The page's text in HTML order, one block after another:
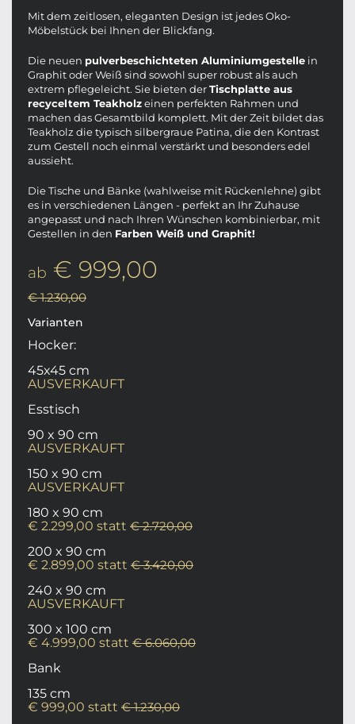
Mit dem zeitlosen, eleganten Design ist jedes Oko-
Möbelstück bei Ihnen der Blickfang.
Die neuen pulverbeschichteten Aluminiumgestelle in
Graphit oder Weiß sind sowohl super robust als auch
extrem pflegeleicht. Sie bieten derTischplatte aus
recyceltem Teakholzeinen perfekten Rahmen und
machen das Gesamtbild komplett. Mit der Zeit bildet das
Teakholz die typisch silbergraue Patina, die den Kontrast
zum Gestell noch einmal verstärkt und besonders edel
aussieht.
Die Tische und Bänke (wahlweise mit Rückenlehne) gibt
es in verschiedenen Längen - perfekt an Ihr Zuhause
angepasst und nach Ihren Wünschen kombinierbar, mit
Gestellen in den Farben Weiß und Graphit!
ab € 999,00
€ 1.230,00
Varianten
Hocker:
45x45 cm
AUSVERKAUFT
Esstisch
90 x 90 cm
AUSVERKAUFT
150 x 90 cm
AUSVERKAUFT
180 x 90 cm
€ 2.299,00 statt € 2.720,00
200 x 90 cm
€ 2.899,00 statt € 3.420,00
240 x 90 cm
AUSVERKAUFT
300 x 100 cm
€ 4.999,00 statt € 6.060,00
Bank
135 cm
€ 999,00 statt € 1.230,00